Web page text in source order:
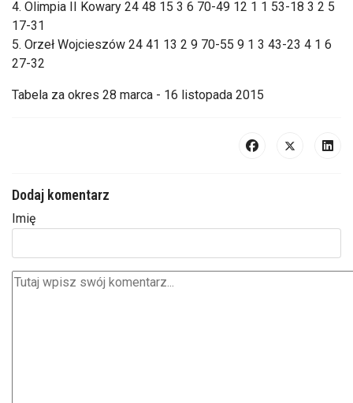
4. Olimpia II Kowary 24 48 15 3 6 70-49 12 1 1 53-18 3 2 5
17-31
5. Orzeł Wojcieszów 24 41 13 2 9 70-55 9 1 3 43-23 4 1 6
27-32
Tabela za okres 28 marca - 16 listopada 2015
Dodaj komentarz
Imię